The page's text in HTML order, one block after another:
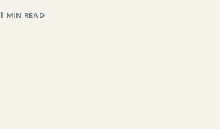
1 MIN READ